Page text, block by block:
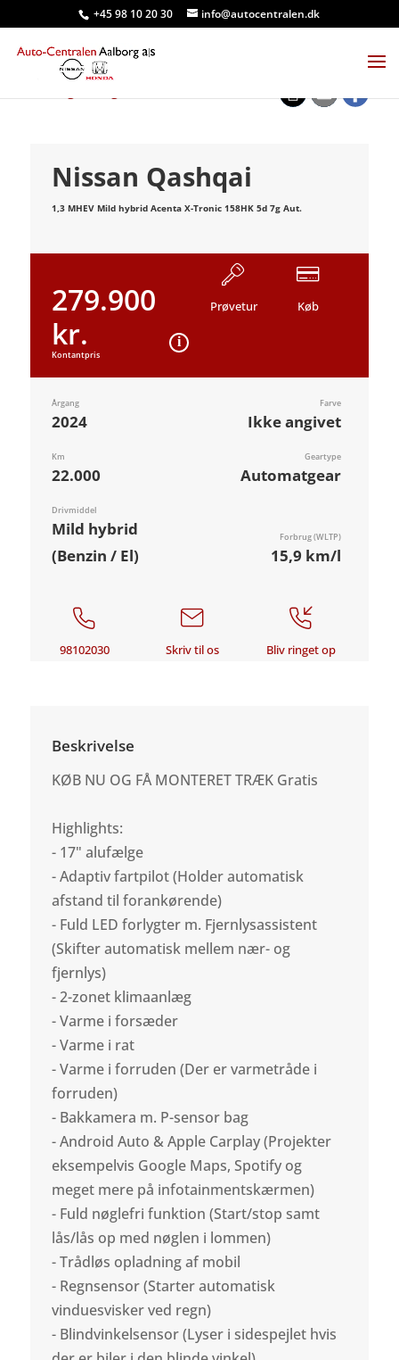
+45 98 10 20 30 info@autocentralen.dk
Nissan Qashqai
1,3 MHEV Mild hybrid Acenta X-Tronic 158HK 5d 7g Aut.
279.900
kr.
Kontantpris
Prøvetur Køb
Årgang
2024
Farve
Ikke angivet
Km
22.000
Geartype
Automatgear
Drivmiddel
Mild hybrid
(Benzin / El)
Forbrug (WLTP)
15,9 km/l
98102030 Skriv til os Bliv ringet op
Beskrivelse
KØB NU OG FÅ MONTERET TRÆK Gratis
Highlights:
- 17" alufælge
- Adaptiv fartpilot (Holder automatisk
afstand til forankørende)
- Fuld LED forlygter m. Fjernlysassistent
(Skifter automatisk mellem nær- og
fjernlys)
- 2-zonet klimaanlæg
- Varme i forsæder
- Varme i rat
- Varme i forruden (Der er varmetråde i
forruden)
- Bakkamera m. P-sensor bag
- Android Auto & Apple Carplay (Projekter
eksempelvis Google Maps, Spotify og
meget mere på infotainmentskærmen)
- Fuld nøglefri funktion (Start/stop samt
lås/lås op med nøglen i lommen)
- Trådløs opladning af mobil
- Regnsensor (Starter automatisk
vinduesvisker ved regn)
- Blindvinkelsensor (Lyser i sidespejlet hvis